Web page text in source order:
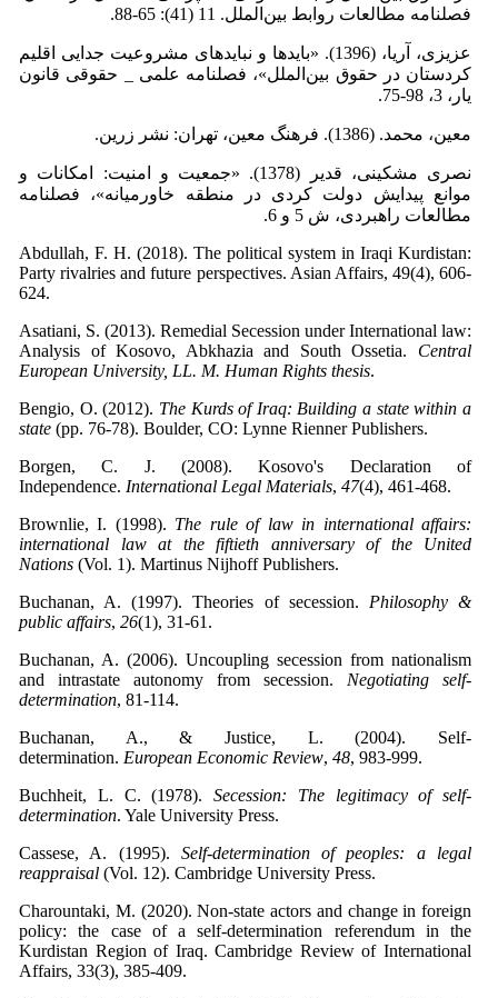
فصلنامه مطالعات روابط بین‌الملل. 11 (41): 65-88.
عزیزی، آریا، (1396). «بایدها و نبایدهای مشروعیت جدایی اقلیم
کردستان در حقوق بین‌الملل»، فصلنامه علمی _ حقوقی قانون
یار، 3، 98-75.
معین، محمد. (1386). فرهنگ معین، تهران: نشر زرین.
نصری مشکینی، قدیر (1378). «جمعیت و امنیت: امکانات و
موانع پیدایش دولت کردی در منطقه خاورمیانه»، فصلنامه
مطالعات راهبردی، ش 5 و 6.
Abdullah, F. H. (2018). The political system in Iraqi Kurdistan:
Party rivalries and future perspectives. Asian Affairs, 49(4), 606-
624.
Asatiani, S. (2013). Remedial Secession under International law:
Analysis of Kosovo, Abkhazia and South Ossetia. Central
European University, LL. M. Human Rights thesis
Bengio, O. (2012). The Kurds of Iraq: Building a state within a
state
Borgen, C. J. (2008). Kosovo's Declaration of
Independence. International Legal Materials, 47(4), 461-468.
Brownlie, I. (1998). The rule of law in international affairs:
international law at the fiftieth anniversary of the United
Nations
Buchanan, A. (1997). Theories of secession. Philosophy &
public affairs, 26
Buchanan, A. (2006). Uncoupling secession from nationalism
and intrastate autonomy from secession. Negotiating self-
determination
Buchanan, A., & Justice, L. (2004). Self-
determination. European Economic Review, 48
Buchheit, L. C. (1978). Secession: The legitimacy of self-
determination
Cassese, A. (1995). Self-determination of peoples: a legal
reappraisal
Charountaki, M. (2020). Non-state actors and change in foreign
policy: the case of a self-determination referendum in the
Kurdistan Region of Iraq. Cambridge Review of International
Affairs, 33(3), 385-409.